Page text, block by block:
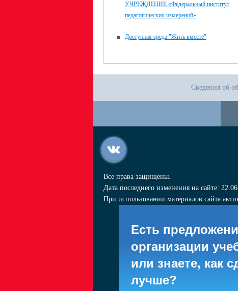
УЧРЕЖДЕНИЕ «Федеральный институт
педагогических измерений»
Доступная среда "Жить вместе"
Сведения об
Все права защищены.
Дата последнего изменения на сайте:
При использовании материалов сайта
Есть
организации
или знаете, как
лучше?